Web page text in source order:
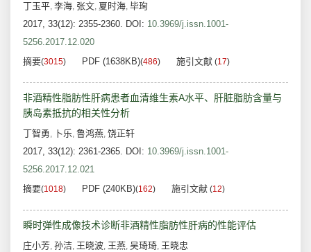
丁玉平, 李海, 张文, 夏时海, 毕珣
2017, 33(12): 2355-2360. DOI: 10.3969/j.issn.1001-
5256.2017.12.020
摘要(3015) PDF (1638KB)(486) 施引文献 (17)
非酒精性脂肪性肝病患者血清维生素A水平、肝脏脂肪含量与
胰岛素抵抗的相关性分析
丁智勇, 卜乐, 鲁鸿燕, 饶正轩
2017, 33(12): 2361-2365. DOI: 10.3969/j.issn.1001-
5256.2017.12.021
摘要(1018) PDF (240KB)(162) 施引文献 (12)
瞬时弹性成像技术诊断非酒精性脂肪性肝病的性能评估
庄小芳, 孙洁, 王晓波, 王燕, 吴琦琦, 王晓忠